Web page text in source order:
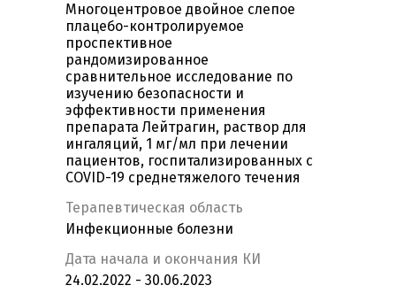
Многоцентровое двойное слепое
плацебо-контролируемое
проспективное
рандомизированное
сравнительное исследование по
изучению безопасности и
эффективности применения
препарата Лейтрагин, раствор для
ингаляций, 1 мг/мл при лечении
пациентов, госпитализированных c
COVID-19 среднетяжелого течения
Терапевтическая область
Инфекционные болезни
Дата начала и окончания КИ
24.02.2022 - 30.06.2023